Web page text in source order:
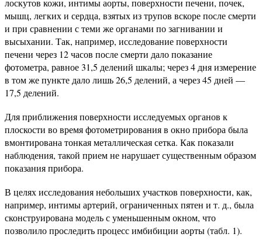
лоскутов кожи, интимы аорты, поверхности печени, почек,
мышц, легких и сердца, взятых из трупов вскоре после смерти
и при сравнении с теми же органами по загнивании и
высыхании. Так, например, исследование поверхности
печени через 12 часов после смерти дало показание
фотометра, равное 31,5 делений шкалы; через 4 дня измерение
в том же пункте дало лишь 26,5 делений, а через 45 дней —
17,5 делений.
Для приближения поверхности исследуемых органов к
плоскости во время фотометрирования в окно прибора была
вмонтирована тонкая металлическая сетка. Как показали
наблюдения, такой прием не нарушает существенным образом
показания прибора.
В целях исследования небольших участков поверхности, как,
например, интимы артерий, ограниченных пятен и т. д., была
сконструирована модель с уменьшенным окном, что
позволило проследить процесс имбибиции аорты (табл. 1).